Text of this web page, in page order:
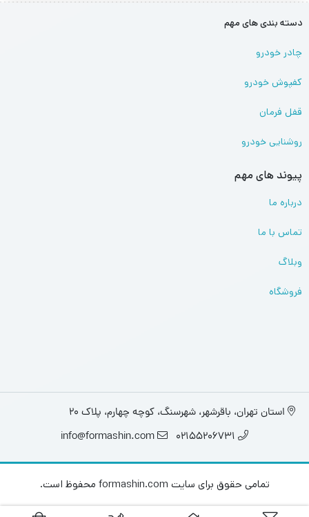
دسته بندی های مهم
چادر خودرو
کفپوش خودرو
قفل فرمان
روشنایی خودرو
پیوند های مهم
درباره ما
تماس با ما
وبلاگ
فروشگاه
استان تهران، باقرشهر، شهرسنگ، کوچه چهارم، پلاک 20
02155206731
info@formashin.com
تمامی حقوق برای سایت formashin.com محفوظ است.